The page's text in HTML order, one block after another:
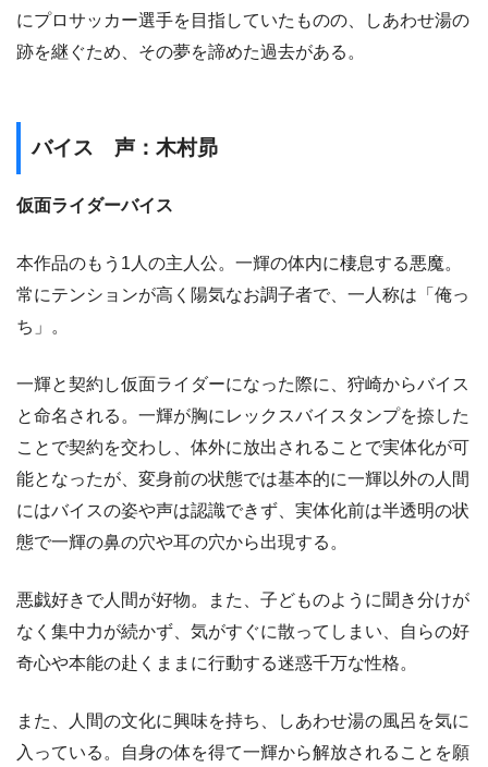
にプロサッカー選手を目指していたものの、しあわせ湯の
跡を継ぐため、その夢を諦めた過去がある。
バイス 声：木村昴
仮面ライダーバイス
本作品のもう1人の主人公。一輝の体内に棲息する悪魔。
常にテンションが高く陽気なお調子者で、一人称は「俺っ
ち」。
一輝と契約し仮面ライダーになった際に、狩崎からバイス
と命名される。一輝が胸にレックスバイスタンプを捺した
ことで契約を交わし、体外に放出されることで実体化が可
能となったが、変身前の状態では基本的に一輝以外の人間
にはバイスの姿や声は認識できず、実体化前は半透明の状
態で一輝の鼻の穴や耳の穴から出現する。
悪戯好きで人間が好物。また、子どものように聞き分けが
なく集中力が続かず、気がすぐに散ってしまい、自らの好
奇心や本能の赴くままに行動する迷惑千万な性格。
また、人間の文化に興味を持ち、しあわせ湯の風呂を気に
入っている。自身の体を得て一輝から解放されることを願